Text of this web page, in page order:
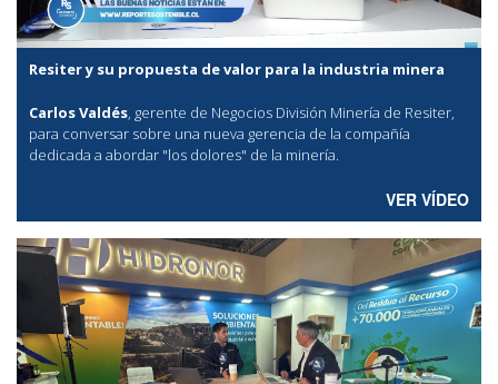
Resiter y su propuesta de valor para la industria minera
Carlos Valdés, gerente de Negocios División Minería de Resiter,
para conversar sobre una nueva gerencia de la compañía
dedicada a abordar "los dolores" de la minería.
VER VÍDEO